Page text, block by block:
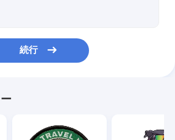
続行